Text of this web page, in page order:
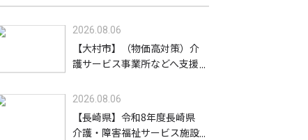
2026.08.06
【大村市】（物価高対策）介
護サービス事業所などへ支援
2026.08.06
【長崎県】令和8年度長崎県
介護・障害福祉サービス施設